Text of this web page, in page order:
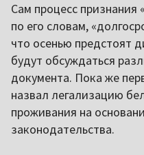
Сам процесс признания
по его словам,
что осенью предстоят
будут обсуждаться
документа. Пока же
назвал легализацию
проживания на
законодательства.